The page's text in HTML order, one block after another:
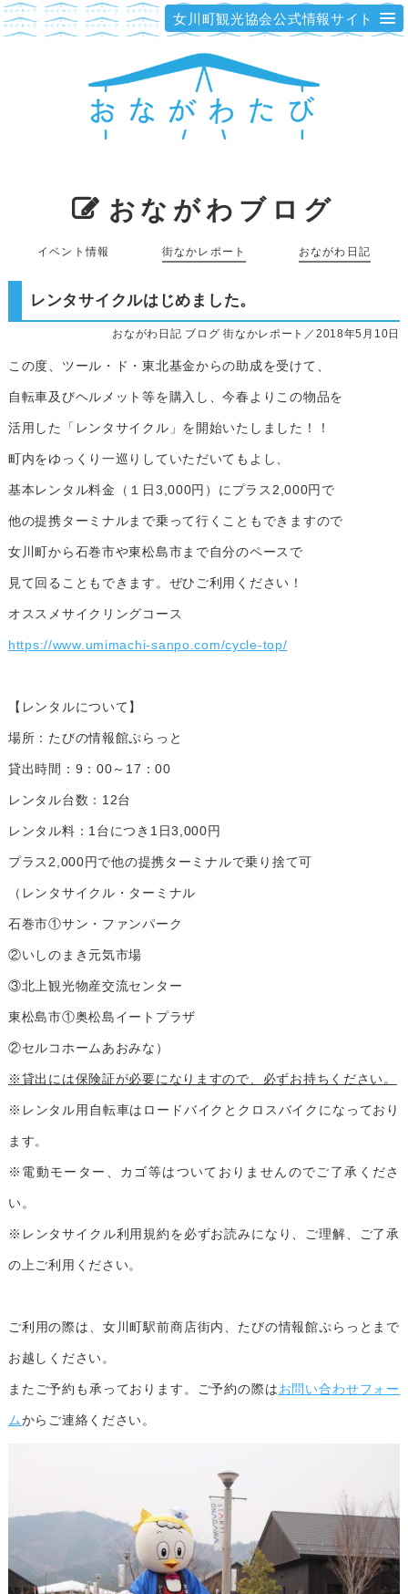
女川町観光協会公式情報サイト
おながわブログ
イベント情報 街なかレポート おながわ日記
レンタサイクルはじめました。
おながわ日記 ブログ 街なかレポート／2018年5月10日
この度、ツール・ド・東北基金からの助成を受けて、
自転車及びヘルメット等を購入し、今春よりこの物品を
活用した「レンタサイクル」を開始いたしました！！
町内をゆっくり一巡りしていただいてもよし、
基本レンタル料金（１日3,000円）にプラス2,000円で
他の提携ターミナルまで乗って行くこともできますので
女川町から石巻市や東松島市まで自分のペースで
見て回ることもできます。ぜひご利用ください！
オススメサイクリングコース
https://www.umimachi-sanpo.com/cycle-top/
【レンタルについて】
場所：たびの情報館ぷらっと
貸出時間：9：00～17：00
レンタル台数：12台
レンタル料：1台につき1日3,000円
プラス2,000円で他の提携ターミナルで乗り捨て可
（レンタサイクル・ターミナル
石巻市①サン・ファンパーク
②いしのまき元気市場
③北上観光物産交流センター
東松島市①奥松島イートプラザ
②セルコホームあおみな）
※貸出には保険証が必要になりますので、必ずお持ちください。
※レンタル用自転車はロードバイクとクロスバイクになっており
ます。
※電動モーター、カゴ等はついておりませんのでご了承くださ
い。
※レンタサイクル利用規約を必ずお読みになり、ご理解、ご了承
の上ご利用ください。
ご利用の際は、女川町駅前商店街内、たびの情報館ぷらっとまで
お越しください。
またご予約も承っております。ご予約の際はお問い合わせフォー
ムからご連絡ください。